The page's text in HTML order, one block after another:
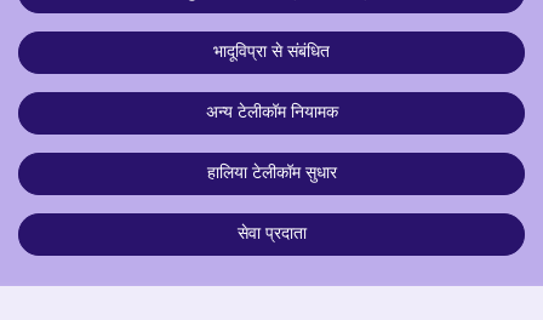
भादूविप्रा से संबंधित
अन्य टेलीकॉम नियामक
हालिया टेलीकॉम सुधार
सेवा प्रदाता